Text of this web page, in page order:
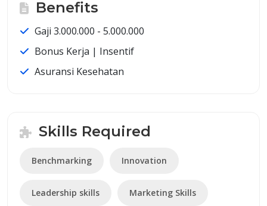
Benefits
Gaji 3.000.000 - 5.000.000
Bonus Kerja | Insentif
Asuransi Kesehatan
Skills Required
Benchmarking Innovation
Leadership skills Marketing Skills